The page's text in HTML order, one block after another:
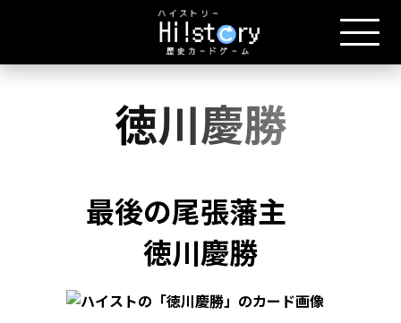
徳川慶勝
最後の尾張藩主
徳川慶勝